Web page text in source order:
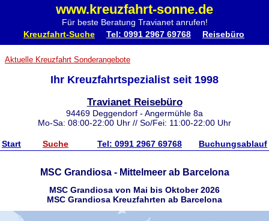
www.kreuzfahrt-sonne.de
Für beste Beratung Travianet anrufen!
Kreuzfahrt-Suche Tel: 0991 2967 69768 Reisebüro
Aktuelle Kreuzfahrt Sonderangebote
Ihr Kreuzfahrtspezialist seit 1998
Travianet Reisebüro
94469 Deggendorf - Angermühle 8a
Mo-Sa: 08:00-22:00 Uhr // So/Fei: 11:00-22:00 Uhr
Start Suche Tel: 0991 2967 69768 Buchungsablauf
MSC Grandiosa - Mittelmeer ab Barcelona
MSC Grandiosa von Mai bis Oktober 2026
MSC Grandiosa Kreuzfahrten ab Barcelona